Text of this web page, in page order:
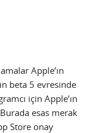
Apple’ın
beta 5 evresinde
için Apple’ın
esas merak
Store onay